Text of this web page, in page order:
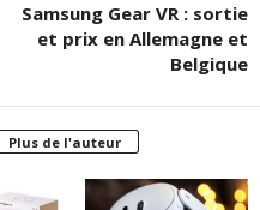
Samsung Gear VR : sortie
et prix en Allemagne et
Belgique
Plus de l'auteur